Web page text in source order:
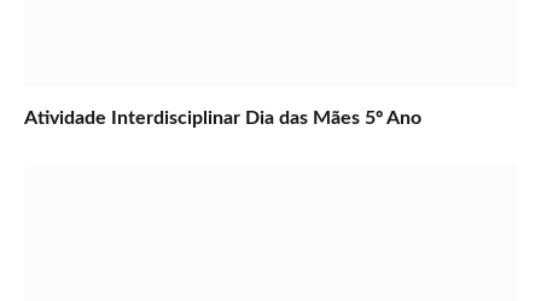
Atividade Interdisciplinar Dia das Mães 5º Ano